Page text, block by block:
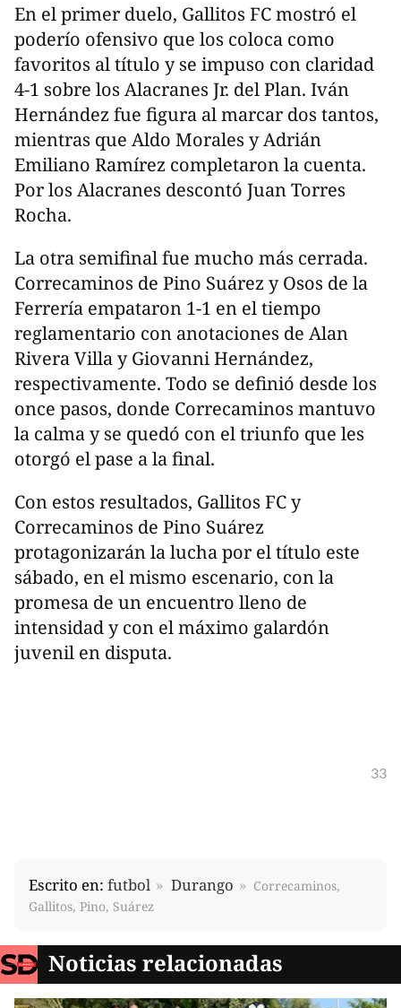
En el primer duelo, Gallitos FC mostró el
poderío ofensivo que los coloca como
favoritos al título y se impuso con claridad
4-1 sobre los Alacranes Jr. del Plan. Iván
Hernández fue figura al marcar dos tantos,
mientras que Aldo Morales y Adrián
Emiliano Ramírez completaron la cuenta.
Por los Alacranes descontó Juan Torres
Rocha.
La otra semifinal fue mucho más cerrada.
Correcaminos de Pino Suárez y Osos de la
Ferrería empataron 1-1 en el tiempo
reglamentario con anotaciones de Alan
Rivera Villa y Giovanni Hernández,
respectivamente. Todo se definió desde los
once pasos, donde Correcaminos mantuvo
la calma y se quedó con el triunfo que les
otorgó el pase a la final.
Con estos resultados, Gallitos FC y
Correcaminos de Pino Suárez
protagonizarán la lucha por el título este
sábado, en el mismo escenario, con la
promesa de un encuentro lleno de
intensidad y con el máximo galardón
juvenil en disputa.
33
Escrito en: futbol Durango
Correcaminos,
Gallitos, Pino, Suárez
Noticias relacionadas